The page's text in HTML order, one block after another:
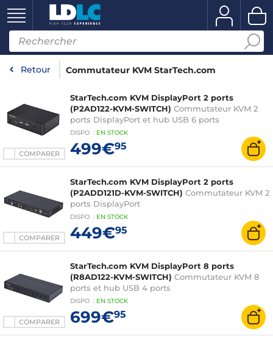
Retour Commutateur KVM StarTech.com
COMPARER
StarTech.com KVM DisplayPort 2 ports
(P2AD122-KVM-SWITCH) Commutateur KVM 2
ports DisplayPort et hub USB 6 ports
DISPO : EN STOCK
499€95
COMPARER
StarTech.com KVM DisplayPort 2 ports
(P2ADD121D-KVM-SWITCH) Commutateur KVM 2
ports DisplayPort
DISPO : EN STOCK
449€95
COMPARER
StarTech.com KVM DisplayPort 8 ports
(R8AD122-KVM-SWITCH) Commutateur KVM 8
ports et hub USB 4 ports
DISPO : EN STOCK
699€95